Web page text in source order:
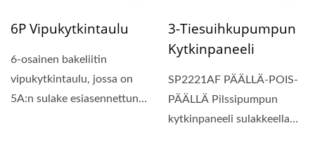
6P Vipukytkintaulu
6-osainen bakeliitin
vipukytkintaulu, jossa on
5A:n sulake esiasennettuna.
3-Tiesuihkupumpun
Kytkinpaneeli
SP2221AF PÄÄLLÄ-POIS-
PÄÄLLÄ Pilssipumpun
kytkinpaneeli sulakkeella